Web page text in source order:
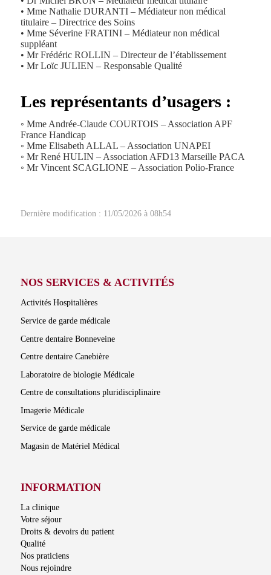
• Mme Nathalie DURANTI – Médiateur non médical
titulaire – Directrice des Soins
• Mme Séverine FRATINI – Médiateur non médical
suppléant
• Mr Frédéric ROLLIN – Directeur de l’établissement
• Mr Loïc JULIEN – Responsable Qualité
Les représentants d’usagers :
◦ Mme Andrée-Claude COURTOIS – Association APF
France Handicap
◦ Mme Elisabeth ALLAL – Association UNAPEI
◦ Mr René HULIN – Association AFD13 Marseille PACA
◦ Mr Vincent SCAGLIONE – Association Polio-France
Dernière modification : 11/05/2026 à 08h54
NOS SERVICES & ACTIVITÉS
Activités Hospitalières
Service de garde médicale
Centre dentaire Bonneveine
Centre dentaire Canebière
Laboratoire de biologie Médicale
Centre de consultations pluridisciplinaire
Imagerie Médicale
Service de garde médicale
Magasin de Matériel Médical
INFORMATION
La clinique
Votre séjour
Droits & devoirs du patient
Qualité
Nos praticiens
Nous rejoindre